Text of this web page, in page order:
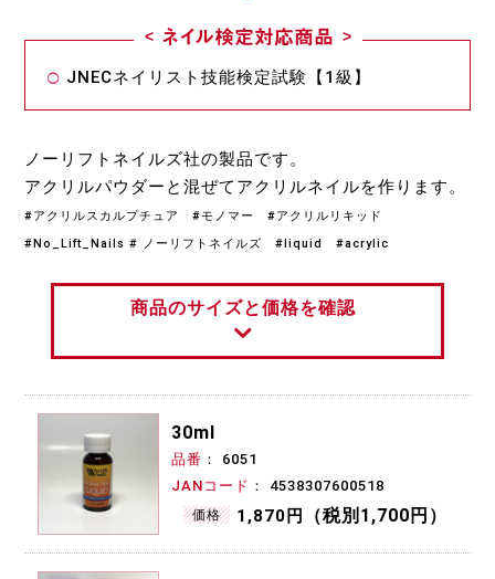
ネイル検定対応商品
JNECネイリスト技能検定試験【1級】
ノーリフトネイルズ社の製品です。
アクリルパウダーと混ぜてアクリルネイルを作ります。
#アクリルスカルプチュア #モノマー #アクリルリキッド
#No_Lift_Nails # ノーリフトネイルズ #liquid #acrylic
商品のサイズと価格を確認
30ml
品番
6051
JANコード
4538307600518
価格 1,870円 （税別1,700円）